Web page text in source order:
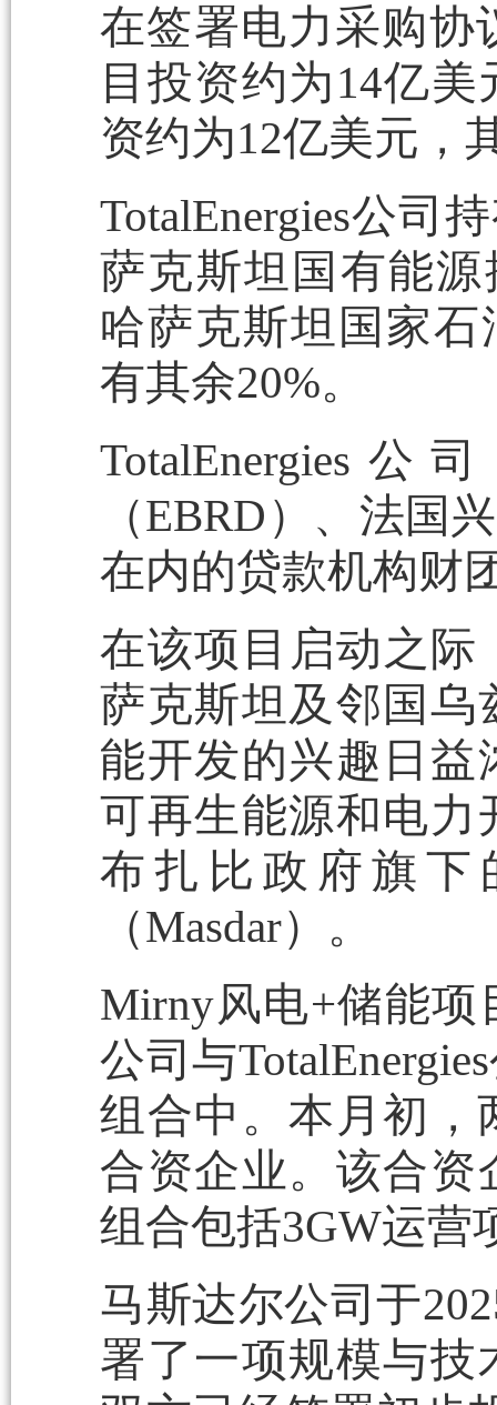
在签署电力采购协
目投资约为14亿
资约为12亿美元，
TotalEnergies公司
萨克斯坦国有能源
哈萨克斯坦国家石
有其余20%。
TotalEnergies
（EBRD）、法国
在内的贷款机构财
在该项目启动之
萨克斯坦及邻国乌
能开发的兴趣日益
可再生能源和电力
布扎比政府旗下
（Masdar）。
Mirny风电+储能
公司与
组合中。本月初，
合资企业。该合资
组合包括3GW运
马斯达尔公司于
署了一项规模与技